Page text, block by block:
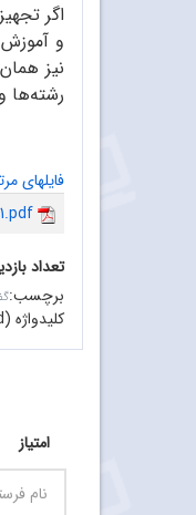
اگر
و
نیز
رشته‌ها
فایلهای
تعداد
برچسب:
کلیدواژه (keyword):
امتیاز